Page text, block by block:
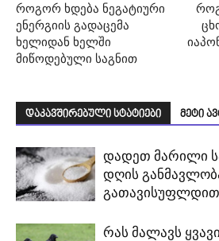
როგორ ხდება ნეგატიური
ენერგიის გადაცემა
ხელიდან ხელში
მიწოდებული საგნით
დაკავშირებული სტატიები მეტი
დადეთ მარილი
დღის
გათავისუფლდით
რას მალავს